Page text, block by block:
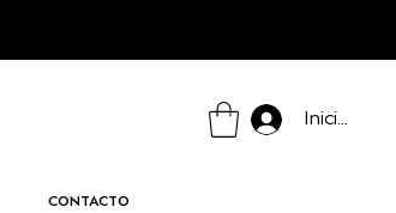
Iniciar
CONTACTO